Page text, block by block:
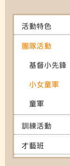
活動特色
團隊活動
基督小先鋒
小女童軍
童軍
訓練活動
才藝班